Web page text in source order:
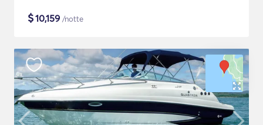
$10,159 /notte